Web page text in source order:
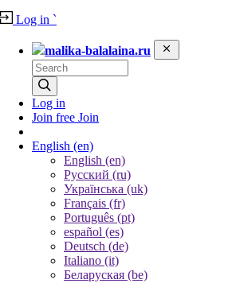
Log in `
malika-balalaina.ru
Log in
Join free Join
English (en)
English (en)
Русский (ru)
Українська (uk)
Français (fr)
Português (pt)
español (es)
Deutsch (de)
Italiano (it)
Беларуская (be)